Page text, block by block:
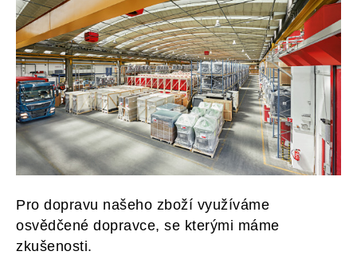
Pro dopravu našeho zboží využíváme
osvědčené dopravce, se kterými máme
zkušenosti.